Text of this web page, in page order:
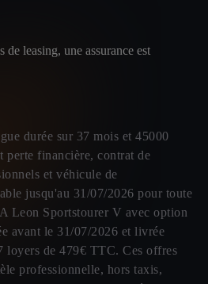
leasing, une assurance est
durée sur 37 mois et 45000
perte financière, contrat de
et véhicule de
jusqu'au 31/07/2026 pour toute
Leon Sportstourer V avec option
avant le 31/07/2026 et livrée
de 479€ TTC. Ces offres
professionnelle, hors taxis,